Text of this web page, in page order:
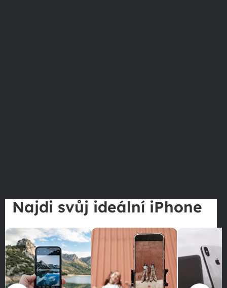
Najdi svůj ideální iPhone